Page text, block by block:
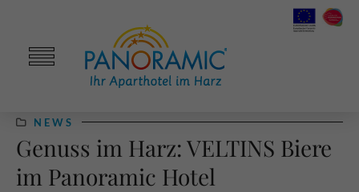
NEWS
Genuss im Harz: VELTINS Biere
im Panoramic Hotel